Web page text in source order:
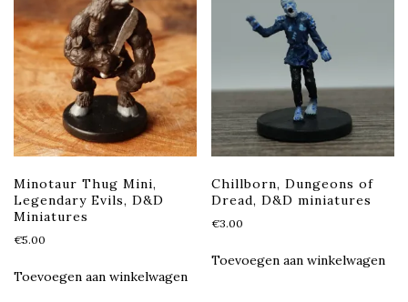
Minotaur Thug Mini,
Legendary Evils, D&D
Miniatures
€5.00
Toevoegen aan winkelwagen
Chillborn, Dungeons of
Dread, D&D miniatures
€3.00
Toevoegen aan winkelwagen